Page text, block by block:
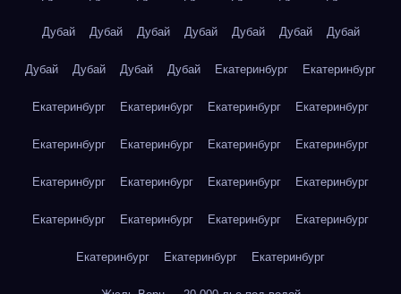
Дубай Дубай Дубай Дубай Дубай Дубай Дубай
Дубай Дубай Дубай Дубай Екатеринбург Екатеринбург
Екатеринбург Екатеринбург Екатеринбург Екатеринбург
Екатеринбург Екатеринбург Екатеринбург Екатеринбург
Екатеринбург Екатеринбург Екатеринбург Екатеринбург
Екатеринбург Екатеринбург Екатеринбург Екатеринбург
Екатеринбург Екатеринбург Екатеринбург